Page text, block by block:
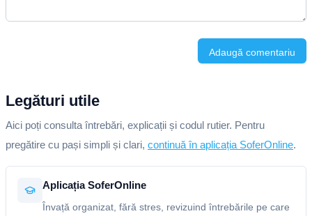
Adaugă comentariu
Legături utile
Aici poți consulta întrebări, explicații și codul rutier. Pentru
pregătire cu pași simpli și clari, continuă în aplicația SoferOnline.
Aplicația SoferOnline
Învață organizat, fără stres, revizuind întrebările pe care